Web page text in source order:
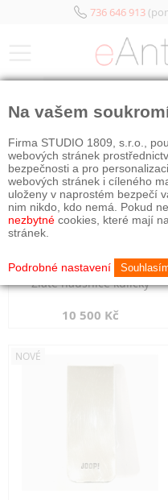
736 646 913
Zlaté náušnice kuličky
10 500 Kč
NOVÉ
Na vašem
Firma STUDIO 1809, s.r.o.,
webových stránek
bezpečnosti a pro
webových stránek i cíleného
uloženy v naprostém bezpečí
nim nikdo, kdo nemá. Pokud
nezbytné cookies, které mají
stránek.
Podrobné nastavení